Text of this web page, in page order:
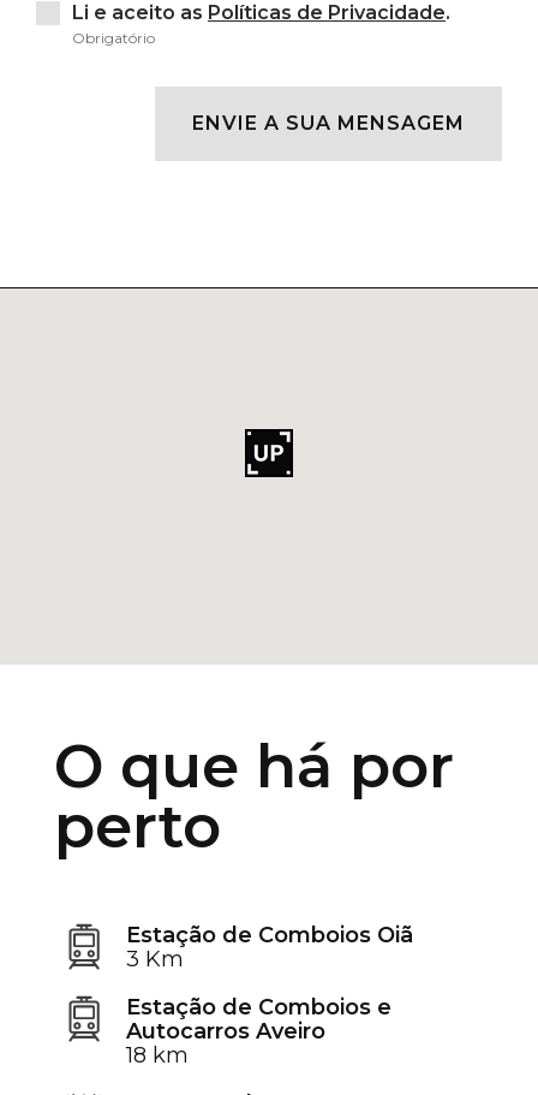
Li e aceito as Políticas de Privacidade.
Obrigatório
O que há por
perto
Estação de Comboios Oiã
3 Km
Estação de Comboios e
Autocarros Aveiro
18 km